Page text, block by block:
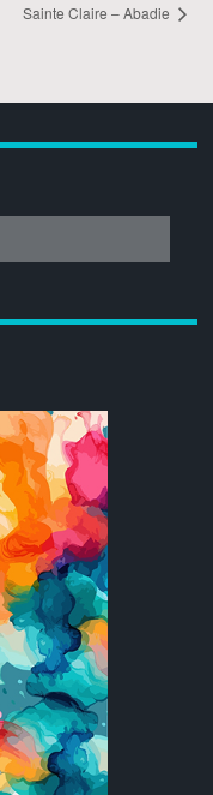
Sainte Claire – Abadie